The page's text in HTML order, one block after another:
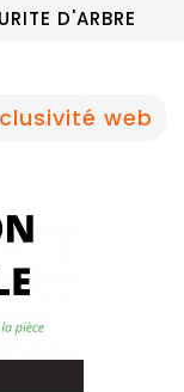
D'ARBRE
web